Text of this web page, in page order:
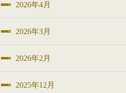
2026年4月
2026年3月
2026年2月
2025年12月